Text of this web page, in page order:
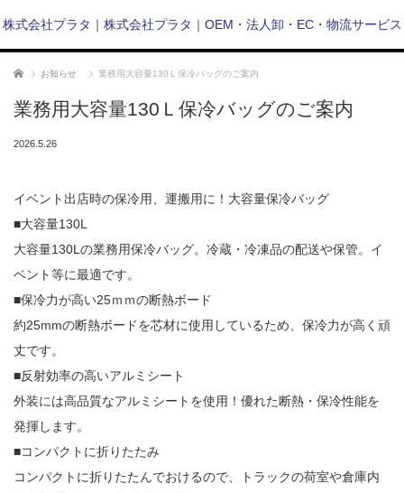
株式会社プラタ｜株式会社プラタ｜OEM・法人卸・EC・物流サービス
ホーム お知らせ 業務用大容量130Ｌ保冷バッグのご案内
業務用大容量130Ｌ保冷バッグのご案内
2026.5.26
イベント出店時の保冷用、運搬用に！大容量保冷バッグ
■大容量130L
大容量130Lの業務用保冷バッグ。冷蔵・冷凍品の配送や保管。イ
ベント等に最適です。
■保冷力が高い25ｍｍの断熱ボード
約25mmの断熱ボードを芯材に使用しているため、保冷力が高く頑
丈です。
■反射効率の高いアルミシート
外装には高品質なアルミシートを使用！優れた断熱・保冷性能を
発揮します。
■コンパクトに折りたたみ
コンパクトに折りたたんでおけるので、トラックの荷室や倉庫内